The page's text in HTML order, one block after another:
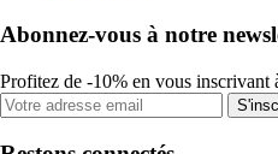
Abonnez-vous à notre
Profitez de -10% en vous inscrivant